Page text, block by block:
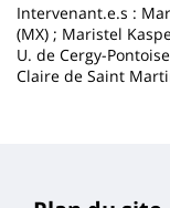
Intervenant.e.s :
(MX) ; Maristel
U. de Cergy-
Claire de Saint